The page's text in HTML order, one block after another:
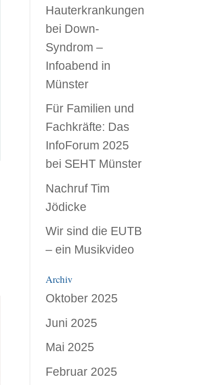
Hauterkrankungen
bei Down-
Syndrom –
Infoabend in
Münster
Für Familien und
Fachkräfte: Das
InfoForum 2025
bei SEHT Münster
Nachruf Tim
Jödicke
Wir sind die EUTB
– ein Musikvideo
Archiv
Oktober 2025
Juni 2025
Mai 2025
Februar 2025